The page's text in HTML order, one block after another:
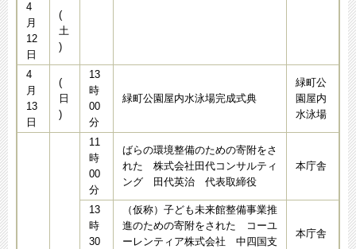
4
月
12
日
(
土
)
4
月
13
日
(
日
)
13
時
00
分
緑町公園屋内水泳場完成式典
緑町公
園屋内
水泳場
11
時
00
分
ばらの環境整備のための寄附をさ
れた 株式会社田代コンサルティ
ング 田代英治 代表取締役
本庁舎
13
時
30
（仮称）子ども未来館整備事業推
進のための寄附をされた コーユ
ーレンティア株式会社 中四国支
本庁舎